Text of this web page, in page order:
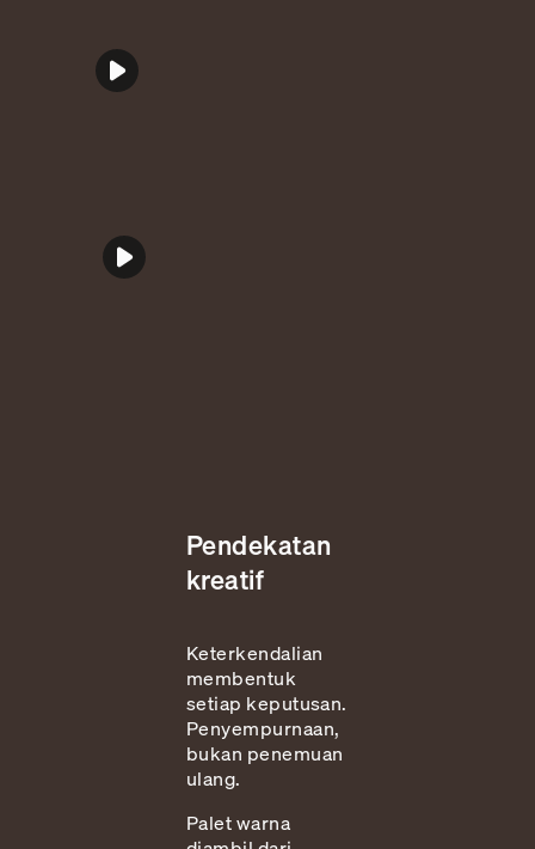
Pendekatan
kreatif
Keterkendalian
membentuk
setiap keputusan.
Penyempurnaan,
bukan penemuan
ulang.
Palet warna